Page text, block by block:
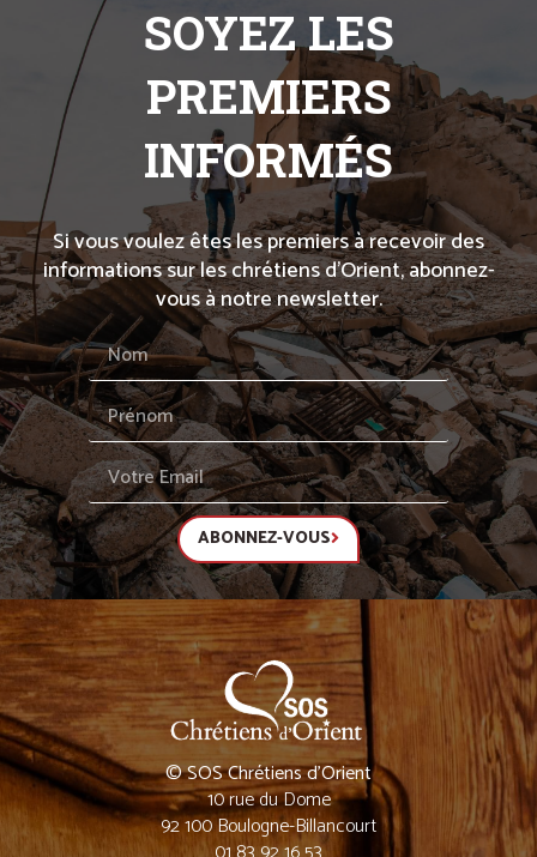
SOYEZ LES
PREMIERS
INFORMÉS
Si vous voulez êtes les premiers à recevoir des
informations sur les chrétiens d’Orient, abonnez-
vous à notre newsletter.
ABONNEZ-VOUS
© SOS Chrétiens d’Orient
10 rue du Dome
92 100 Boulogne-Billancourt